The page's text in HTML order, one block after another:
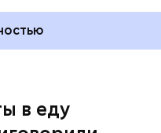
в еду
потерпевших
младшая сестра.